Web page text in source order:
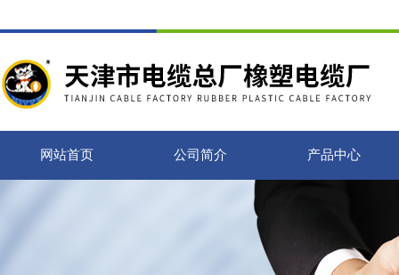
网站首页 公司简介 产品中心